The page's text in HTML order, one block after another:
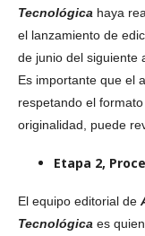
Tecnológica haya
el lanzamiento de
de junio del siguiente
Es importante que el
respetando el
originalidad, puede
Etapa 2,
El equipo editorial de
Tecnológica es